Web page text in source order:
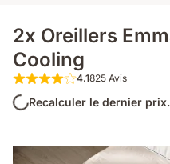
2x Oreillers
Cooling
4.1 étoiles sur 5 825
4.1825 Avis
Recalculer le dernier